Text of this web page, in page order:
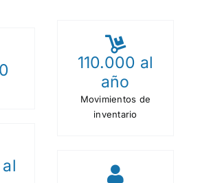
al
110.000 al
año
Movimientos de
inventario